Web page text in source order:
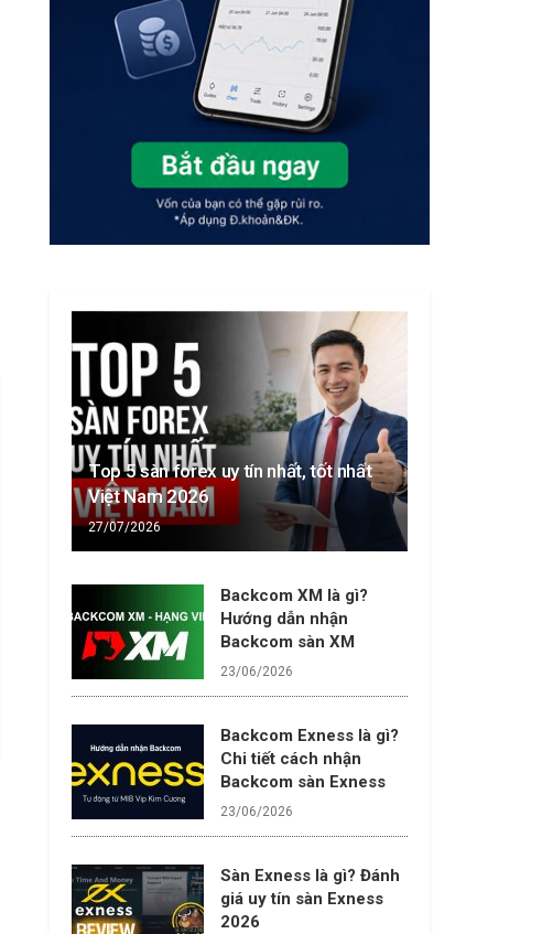
Top 5 sàn forex uy tín nhất, tốt nhất
Việt Nam 2026
27/07/2026
Backcom XM là gì?
Hướng dẫn nhận
Backcom sàn XM
23/06/2026
Backcom Exness là gì?
Chi tiết cách nhận
Backcom sàn Exness
23/06/2026
Sàn Exness là gì? Đánh
giá uy tín sàn Exness
2026